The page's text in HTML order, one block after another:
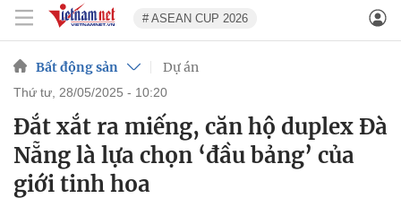
# ASEAN CUP 2026
Bất động sản Dự án
thứ tư, 28/05/2025 - 10:20
Đắt xắt ra miếng, căn hộ duplex Đà
Nẵng là lựa chọn ‘đầu bảng’ của
giới tinh hoa